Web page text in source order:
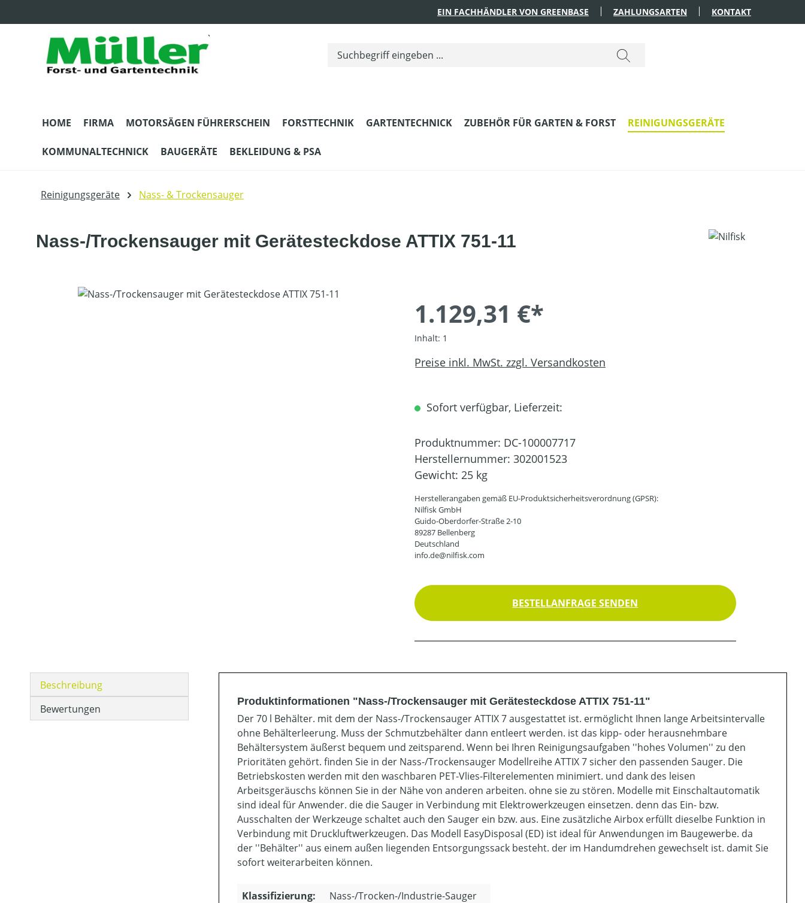
EIN FACHHÄNDLER VON GREENBASE ZAHLUNGSARTEN KONTAKT
HOME FIRMA MOTORSÄGEN FÜHRERSCHEIN FORSTTECHNIK GARTENTECHNICK ZUBEHÖR FÜR GARTEN & FORST REINIGUNGSGERÄTE
KOMMUNALTECHNICK BAUGERÄTE BEKLEIDUNG & PSA
Reinigungsgeräte Nass- & Trockensauger
Nass-/Trockensauger mit Gerätesteckdose ATTIX 751-11
Bildergalerie überspringen
1.129,31 €*
Inhalt: 1
Preise inkl. MwSt. zzgl. Versandkosten
Sofort verfügbar, Lieferzeit:
Produktnummer: DC-100007717
Herstellernummer: 302001523
Gewicht: 25 kg
Herstellerangaben gemäß EU-Produktsicherheitsverordnung (GPSR):
Nilfisk GmbH
Guido-Oberdorfer-Straße 2-10
89287 Bellenberg
Deutschland
info.de@nilfisk.com
BESTELLANFRAGE SENDEN
Beschreibung
Bewertungen
Produktinformationen "Nass-/Trockensauger mit Gerätesteckdose ATTIX 751-11"
Der 70 l Behälter. mit dem der Nass-/Trockensauger ATTIX 7 ausgestattet ist. ermöglicht Ihnen lange Arbeitsintervalle
ohne Behälterleerung. Muss der Schmutzbehälter dann entleert werden. ist das kipp- oder herausnehmbare
Behältersystem äußerst bequem und zeitsparend. Wenn bei Ihren Reinigungsaufgaben ''hohes Volumen'' zu den
Prioritäten gehört. finden Sie in der Nass-/Trockensauger Modellreihe ATTIX 7 sicher den passenden Sauger. Die
Betriebskosten werden mit den waschbaren PET-Vlies-Filterelementen minimiert. und dank des leisen
Arbeitsgeräuschs können Sie in der Nähe von anderen arbeiten. ohne sie zu stören. Modelle mit Einschaltautomatik
sind ideal für Anwender. die die Sauger in Verbindung mit Elektrowerkzeugen einsetzen. denn das Ein- bzw.
Ausschalten der Werkzeuge schaltet auch den Sauger ein bzw. aus. Eine zusätzliche Airbox erfüllt dieselbe Funktion in
Verbindung mit Druckluftwerkzeugen. Das Modell EasyDisposal (ED) ist ideal für Anwendungen im Baugewerbe. da
der ''Behälter'' aus einem außen liegenden Entsorgungssack besteht. der im Handumdrehen gewechselt ist. damit Sie
sofort weiterarbeiten können.
Klassifizierung: Nass-/Trocken-/Industrie-Sauger